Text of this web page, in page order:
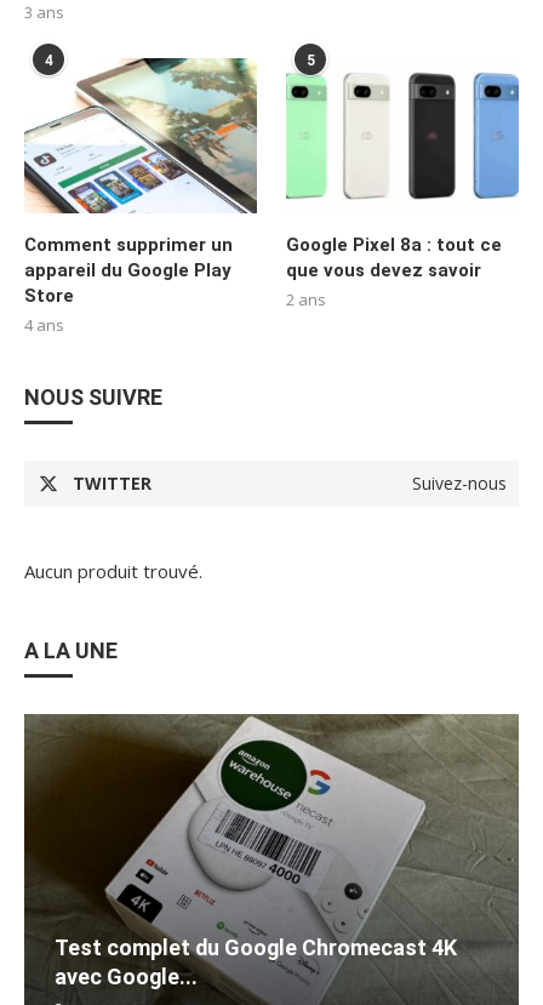
3 ans
4
Comment supprimer un
appareil du Google Play
Store
4 ans
5
Google Pixel 8a : tout ce
que vous devez savoir
2 ans
NOUS SUIVRE
TWITTER Suivez-nous
Aucun produit trouvé.
A LA UNE
Test complet du Google Chromecast 4K
avec Google...